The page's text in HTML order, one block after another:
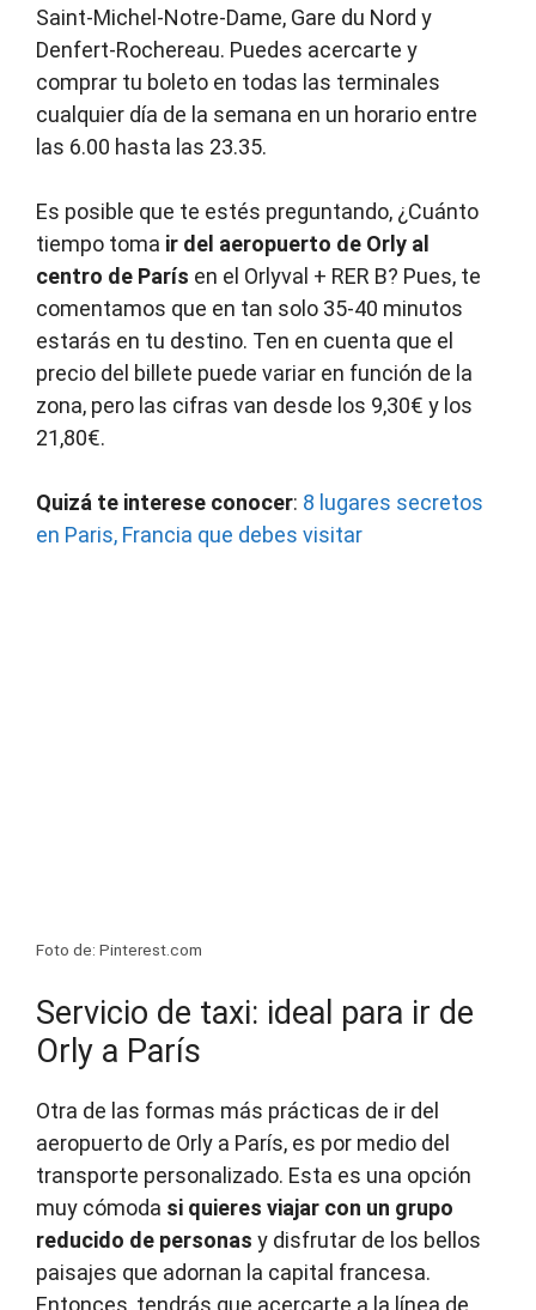
Saint-Michel-Notre-Dame, Gare du Nord y
Denfert-Rochereau. Puedes acercarte y
comprar tu boleto en todas las terminales
cualquier día de la semana en un horario entre
las 6.00 hasta las 23.35.
Es posible que te estés preguntando, ¿Cuánto
tiempo toma ir del aeropuerto de Orly al
centro de París en el Orlyval + RER B? Pues, te
comentamos que en tan solo 35-40 minutos
estarás en tu destino. Ten en cuenta que el
precio del billete puede variar en función de la
zona, pero las cifras van desde los 9,30€ y los
21,80€.
Quizá te interese conocer: 8 lugares secretos
en Paris, Francia que debes visitar
Foto de: Pinterest.com
Servicio de taxi: ideal para ir de
Orly a París
Otra de las formas más prácticas de ir del
aeropuerto de Orly a París, es por medio del
transporte personalizado. Esta es una opción
muy cómoda si quieres viajar con un grupo
reducido de personas y disfrutar de los bellos
paisajes que adornan la capital francesa.